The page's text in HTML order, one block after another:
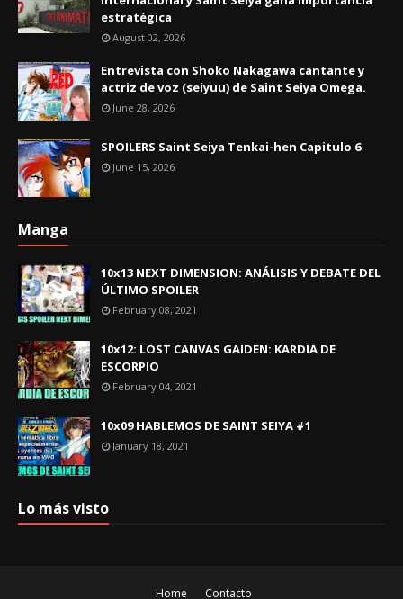
estratégica
August 02, 2026
Entrevista con Shoko Nakagawa cantante y
actriz de voz (seiyuu) de Saint Seiya Omega.
June 28, 2026
SPOILERS Saint Seiya Tenkai-hen Capitulo 6
June 15, 2026
Manga
10x13 NEXT DIMENSION: ANÁLISIS Y DEBATE DEL
ÚLTIMO SPOILER
February 08, 2021
10x12: LOST CANVAS GAIDEN: KARDIA DE
ESCORPIO
February 04, 2021
10x09 HABLEMOS DE SAINT SEIYA #1
January 18, 2021
Lo más visto
Home Contacto